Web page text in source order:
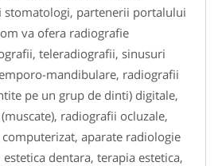
stomatologi, partenerii portalului
va ofera radiografie
teleradiografii, sinusuri
mandibulare, radiografii
pe un grup de dinti) digitale,
radiografii ocluzale,
aparate radiologie
dentara, terapia estetica,